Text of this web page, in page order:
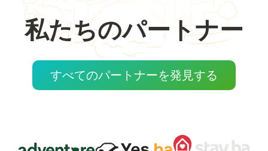
私たちのパートナー
すべてのパートナーを発見する